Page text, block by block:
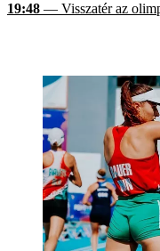
19:48 — Visszatér az